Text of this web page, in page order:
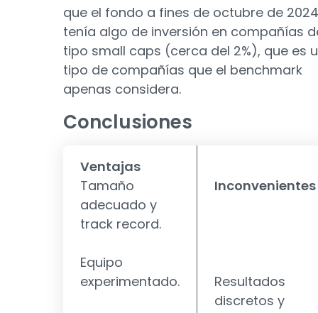
que el fondo a fines de octubre de 2024
tenía algo de inversión en compañías
tipo small caps (cerca del 2%), que es
tipo de compañías que el benchmark
apenas considera.
Conclusiones
Ventajas
Tamaño
adecuado y
track record.
Equipo
experimentado.
Inconvenientes
Resultados
discretos y